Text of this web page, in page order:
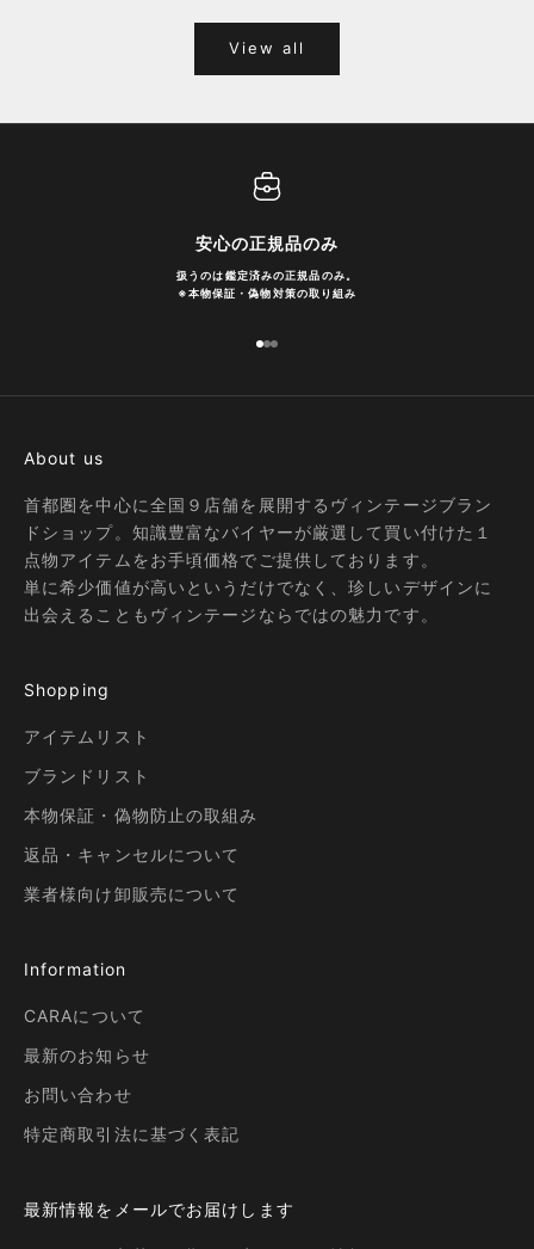
View all
安心の正規品のみ
扱うのは鑑定済みの正規品のみ。
※本物保証・偽物対策の取り組み
I18n Error: Missing interpolation
I18n Error: Missing interpolation
I18n Error: Missing interpolation
About us
首都圏を中心に全国９店舗を展開するヴィンテージブラン
ドショップ。知識豊富なバイヤーが厳選して買い付けた１
点物アイテムをお手頃価格でご提供しております。
単に希少価値が高いというだけでなく、珍しいデザインに
出会えることもヴィンテージならではの魅力です。
Shopping
アイテムリスト
ブランドリスト
本物保証・偽物防止の取組み
返品・キャンセルについて
業者様向け卸販売について
Information
CARAについて
最新のお知らせ
お問い合わせ
特定商取引法に基づく表記
最新情報をメールでお届けします